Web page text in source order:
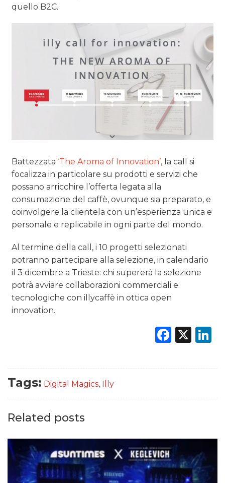
TREND
quello B2C.
Battezzata ‘The Aroma of Innovation’, la call si
focalizza in particolare su prodotti e servizi che
possano arricchire l’offerta legata alla
consumazione del caffè, ovunque sia preparato, e
coinvolgere la clientela con un’esperienza unica e
personale e replicabile in ogni parte del mondo.
Al termine della call, i 10 progetti selezionati
potranno partecipare alla selezione, in calendario
il 3 dicembre a Trieste: chi supererà la selezione
potrà avviare collaborazioni commerciali e
tecnologiche con illycaffè in ottica open
innovation.
X
Tags: Digital Magics, Illy
Related posts